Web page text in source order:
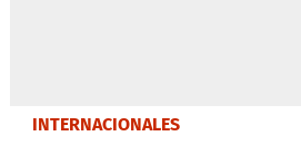
INTERNACIONALES